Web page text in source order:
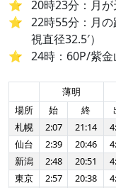
20時23分：月が
22時55分：月の
視直径32.5′）
24時：60P/紫金
薄明
場所
始 終
札幌
2:07 21:14
仙台
2:39 20:46
新潟
2:48 20:51
東京
2:57 20:38